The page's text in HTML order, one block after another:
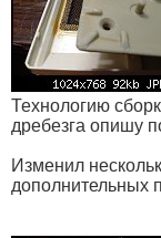
Технологию
дребезга опишу
Изменил
дополнительных